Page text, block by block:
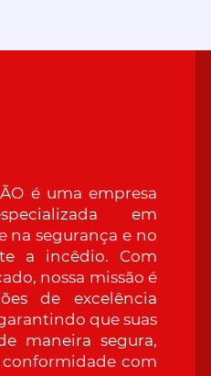
é uma empresa
em
na segurança e no
a incêdio. Com
nossa missão é
de excelência
que suas
maneira segura,
com